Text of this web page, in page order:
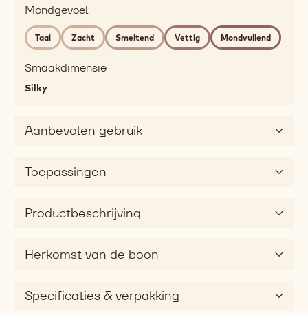
spicy,
classic
caramel
chewy,
soft,
fatty,
mouthcoating
sweet
silky
Mondgevoel
Taai Zacht Smeltend Vettig Mondvullend
Smaakdimensie
Silky
Aanbevolen gebruik
Toepassingen
Productbeschrijving
Herkomst van de boon
Specificaties & verpakking